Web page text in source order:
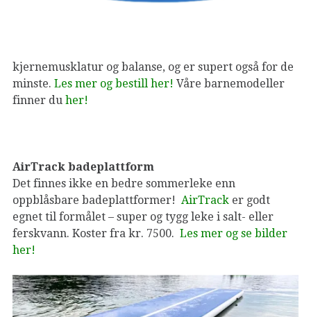
kjernemusklatur og balanse, og er supert også for de
minste. Les mer og bestill her! Våre barnemodeller
finner du her!
AirTrack badeplattform
Det finnes ikke en bedre sommerleke enn
oppblåsbare badeplattformer! AirTrack er godt
egnet til formålet – super og tygg leke i salt- eller
ferskvann. Koster fra kr. 7500. Les mer og se bilder
her!